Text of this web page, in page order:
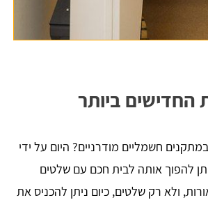
החדישים ביותר
חשמליים מודרניים? היום על ידי
להפוך אותה לבית חכם עם שלטים
אורות, ולא רק שלטים, כיום ניתן להכניס את